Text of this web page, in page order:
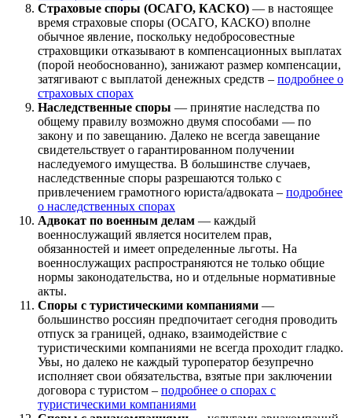
Страховые споры (ОСАГО, КАСКО) — в настоящее
время страховые споры (ОСАГО, КАСКО) вполне
обычное явление, поскольку недобросовестные
страховщики отказывают в компенсационных выплатах
(порой необоснованно), занижают размер компенсации,
затягивают с выплатой денежных средств – подробнее о
страховых спорах
Наследственные споры — принятие наследства по
общему правилу возможно двумя способами — по
закону и по завещанию. Далеко не всегда завещание
свидетельствует о гарантированном получении
наследуемого имущества. В большинстве случаев,
наследственные споры разрешаются только с
привлечением грамотного юриста/адвоката – подробнее
о наследственных спорах
Адвокат по военным делам — каждый
военнослужащий является носителем прав,
обязанностей и имеет определенные льготы. На
военнослужащих распространяются не только общие
нормы законодательства, но и отдельные нормативные
акты.
Споры с туристическими компаниями —
большинство россиян предпочитает сегодня проводить
отпуск за границей, однако, взаимодействие с
туристическими компаниями не всегда проходит гладко.
Увы, но далеко не каждый туроператор безупречно
исполняет свои обязательства, взятые при заключении
договора с туристом – подробнее о спорах с
туристическими компаниями